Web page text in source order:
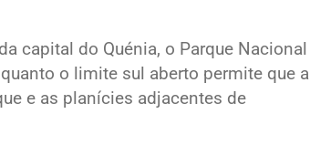
capital do Quénia, o Parque Nacional
o limite sul aberto permite que a
e as planícies adjacentes de